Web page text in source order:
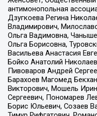
антимонопольная
Дзугкоева Регина
Владимирович,
Ольга Вадимовна,
Ольга Борисовна,
Васильева Анастасия
Бойко Анатолий
Пивоваров Андрей
Барахоев Магомед
Викторович, Мошель
Сергеевич, Пономарев
Борис Юльевич, Созаев